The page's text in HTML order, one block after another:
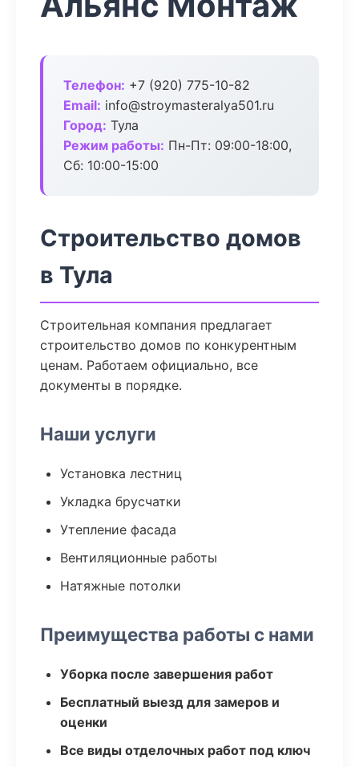
Телефон: +7 (920) 775-10-82
Email: info@stroymasteralya501.ru
Город: Тула
Режим работы: Пн-Пт: 09:00-18:00,
Сб: 10:00-15:00
Строительство домов
в Тула
Строительная компания предлагает
строительство домов по конкурентным
ценам. Работаем официально, все
документы в порядке.
Наши услуги
Установка лестниц
Укладка брусчатки
Утепление фасада
Вентиляционные работы
Натяжные потолки
Преимущества работы с нами
Уборка после завершения работ
Бесплатный выезд для замеров и
оценки
Все виды отделочных работ под ключ